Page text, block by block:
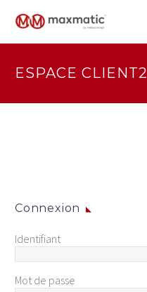
ESPACE CLIENT2
Connexion
Identifiant
Mot de passe